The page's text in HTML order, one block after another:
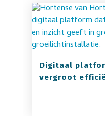
Digitaal
vergroot